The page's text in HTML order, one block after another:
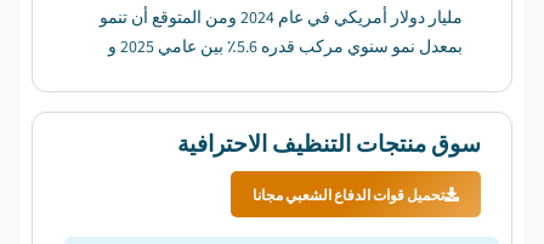
مليار دولار أمريكي في عام 2024 ومن المتوقع أن تنمو
بمعدل نمو سنوي مركب قدره 5.6٪ بين عامي 2025 و
سوق منتجات التنظيف الاحترافية
تحميل قوات الدفاع الشعبي مجانا